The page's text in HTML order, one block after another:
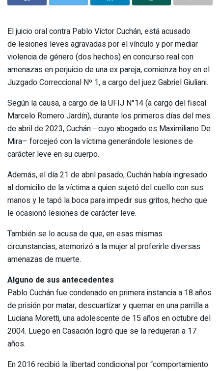
El juicio oral contra Pablo Víctor Cuchán, está acusado
de lesiones leves agravadas por el vínculo y por mediar
violencia de género (dos hechos) en concurso real con
amenazas en perjuicio de una ex pareja, comienza hoy en el
Juzgado Correccional Nº 1, a cargo del juez Gabriel Giuliani.
Según la causa, a cargo de la UFIJ N°14 (a cargo del fiscal
Marcelo Romero Jardín), durante los primeros días del mes
de abril de 2023, Cuchán –cuyo abogado es Maximiliano De
Mira– forcejeó con la víctima generándole lesiones de
carácter leve en su cuerpo.
Además, el día 21 de abril pasado, Cuchán había ingresado
al domicilio de la víctima a quien sujetó del cuello con sus
manos y le tapó la boca para impedir sus gritos, hecho que
le ocasionó lesiones de carácter leve.
También se lo acusa de que, en esas mismas
circunstancias, atemorizó a la mujer al proferirle diversas
amenazas de muerte.
Alguno de sus antecedentes
Pablo Cuchán fue condenado en primera instancia a 18 años
de prisión por matar, descuartizar y quemar en una parrilla a
Luciana Moretti, una adolescente de 15 años en octubre del
2004. Luego en Casación logró que se la redujeran a 17
años.
En 2016 recibió la libertad condicional por “comportamiento